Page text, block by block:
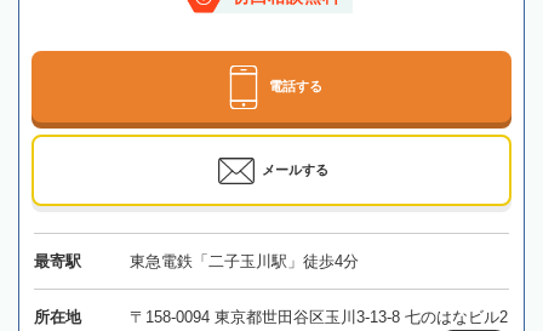
電話する
メールする
最寄駅 東急電鉄「二子玉川駅」徒歩4分
所在地
〒158-0094 東京都世田谷区玉川3-13-8 七のはなビル2